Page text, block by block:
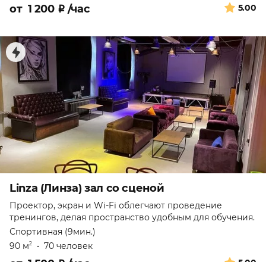
5.00
от 1 200 ₽ /час
Linza (Линза) зал со сценой
Проектор, экран и Wi-Fi облегчают проведение
тренингов, делая пространство удобным для обучения.
Спортивная (9мин.)
90 м2 • 70 человек